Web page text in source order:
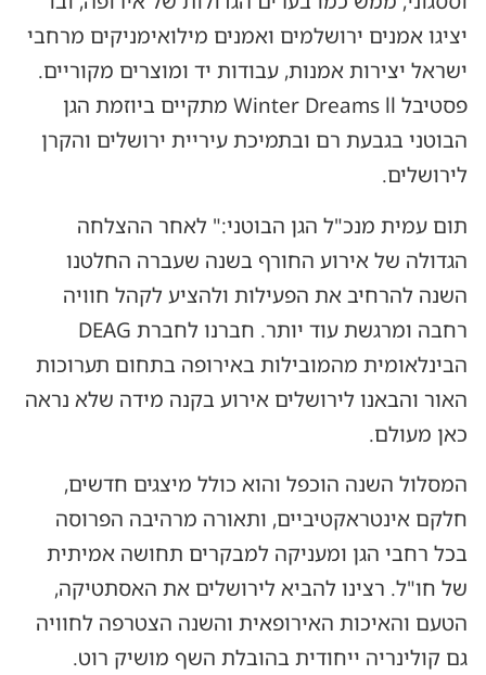
יציגו אמנים ירושלמים ואמנים מילואימניקים מרחבי
ישראל יצירות אמנות, עבודות יד ומוצרים מקוריים.
פסטיבל Winter Dreams ll מתקיים ביוזמת הגן
הבוטני בגבעת רם ובתמיכת עיריית ירושלים והקרן
לירושלים.
תום עמית מנכ"ל הגן הבוטני:" לאחר ההצלחה
הגדולה של אירוע החורף בשנה שעברה החלטנו
השנה להרחיב את הפעילות ולהציע לקהל חוויה
רחבה ומרגשת עוד יותר. חברנו לחברת DEAG
הבינלאומית מהמובילות באירופה בתחום תערוכות
האור והבאנו לירושלים אירוע בקנה מידה שלא נראה
כאן מעולם.
המסלול השנה הוכפל והוא כולל מיצגים חדשים,
חלקם אינטראקטיביים, ותאורה מרהיבה הפרוסה
בכל רחבי הגן ומעניקה למבקרים תחושה אמיתית
של חו"ל. רצינו להביא לירושלים את האסתטיקה,
הטעם והאיכות האירופאית והשנה הצטרפה לחוויה
גם קולינריה ייחודית בהובלת השף מושיק רוט.